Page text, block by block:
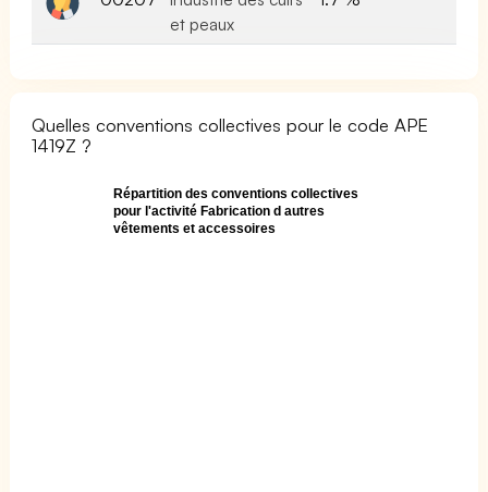
et peaux
Quelles conventions collectives pour le code APE
1419Z ?
Répartition des conventions collectives
pour l'activité Fabrication d autres
vêtements et accessoires